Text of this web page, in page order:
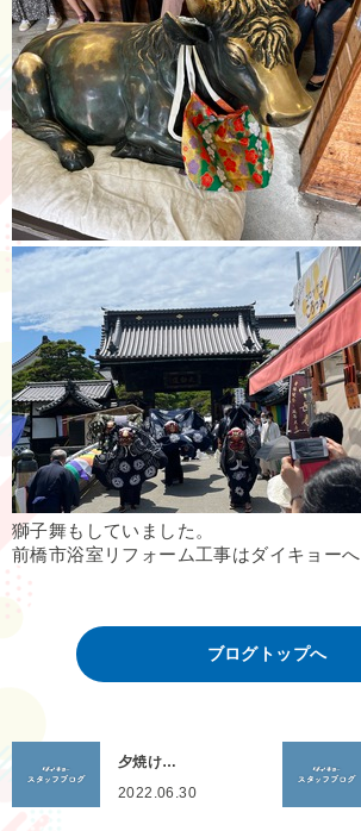
獅子舞もしていました。
前橋市浴室リフォーム工事はダイキョーへ
ブログトップへ
夕焼け…
2022.06.30